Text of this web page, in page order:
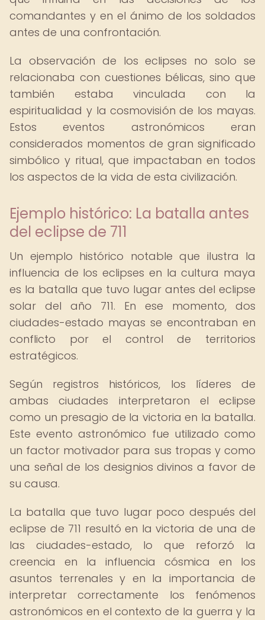
comandantes y en el ánimo de los soldados
antes de una confrontación.
La observación de los eclipses no solo se
relacionaba con cuestiones bélicas, sino que
también estaba vinculada con la
espiritualidad y la cosmovisión de los mayas.
Estos eventos astronómicos eran
considerados momentos de gran significado
simbólico y ritual, que impactaban en todos
los aspectos de la vida de esta civilización.
Ejemplo histórico: La batalla antes
del eclipse de 711
Un ejemplo histórico notable que ilustra la
influencia de los eclipses en la cultura maya
es la batalla que tuvo lugar antes del eclipse
solar del año 711. En ese momento, dos
ciudades-estado mayas se encontraban en
conflicto por el control de territorios
estratégicos.
Según registros históricos, los líderes de
ambas ciudades interpretaron el eclipse
como un presagio de la victoria en la batalla.
Este evento astronómico fue utilizado como
un factor motivador para sus tropas y como
una señal de los designios divinos a favor de
su causa.
La batalla que tuvo lugar poco después del
eclipse de 711 resultó en la victoria de una de
las ciudades-estado, lo que reforzó la
creencia en la influencia cósmica en los
asuntos terrenales y en la importancia de
interpretar correctamente los fenómenos
astronómicos en el contexto de la guerra y la